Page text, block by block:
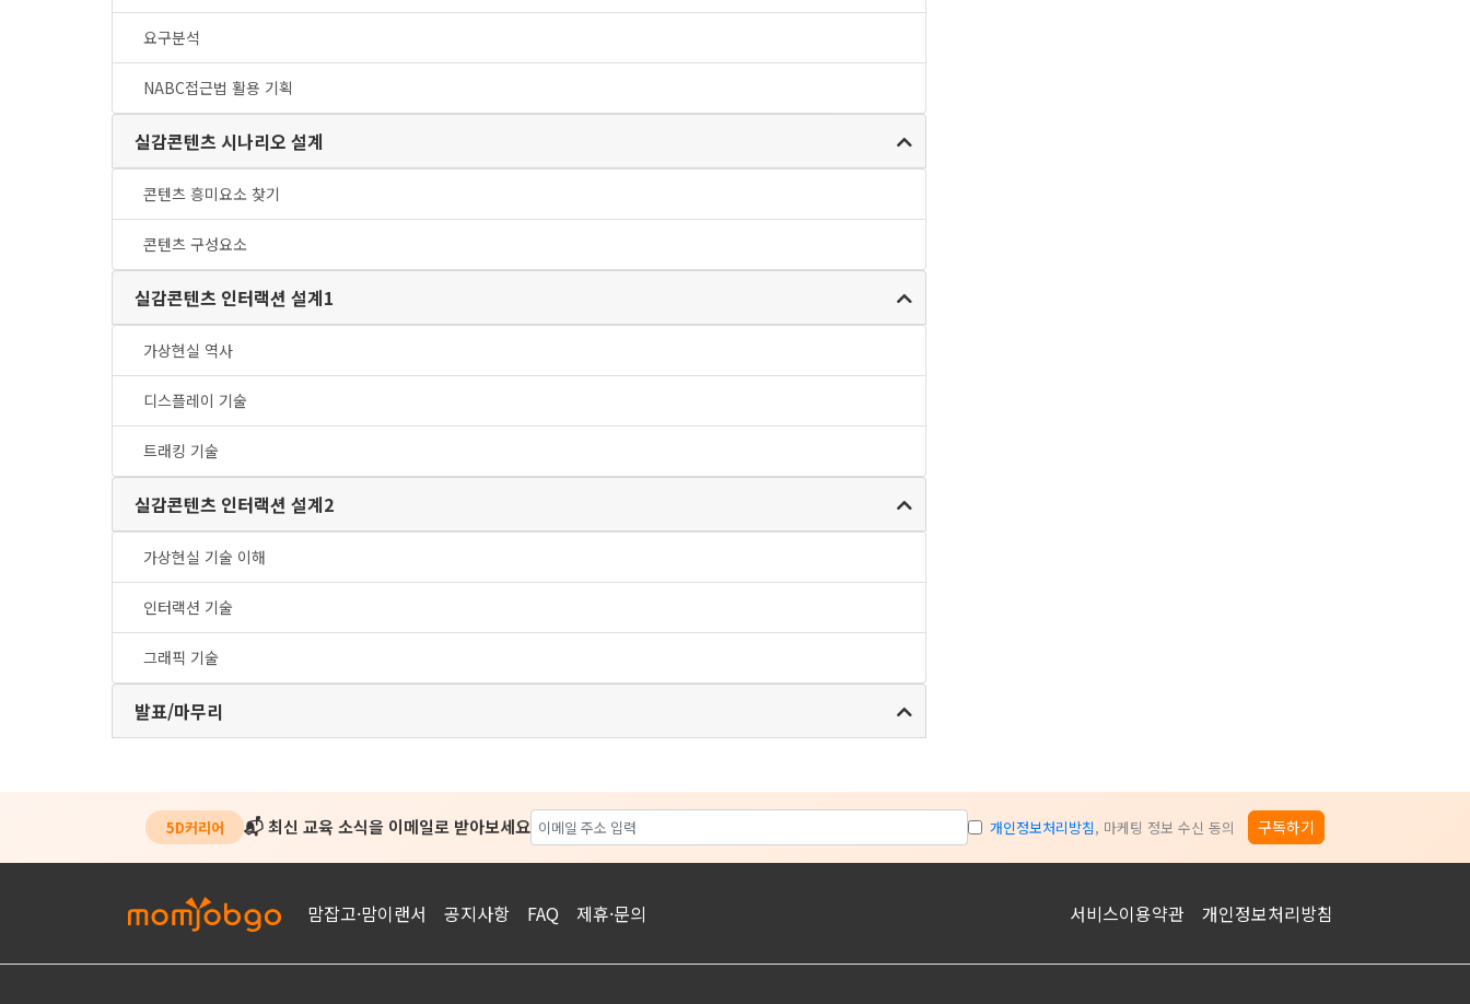
요구분석
NABC접근법 활용 기획
실감콘텐츠 시나리오 설계
콘텐츠 흥미요소 찾기
콘텐츠 구성요소
실감콘텐츠 인터랙션 설계1
가상현실 역사
디스플레이 기술
트래킹 기술
실감콘텐츠 인터랙션 설계2
가상현실 기술 이해
인터랙션 기술
그래픽 기술
발표/마무리
5D커리어 📬 최신 교육 소식을 이메일로 받아보세요 개인정보처리방침, 마케팅 정보 수신 동의 구독하기
맘잡고·맘이랜서 공지사항 FAQ 제휴·문의 서비스이용약관 개인정보처리방침